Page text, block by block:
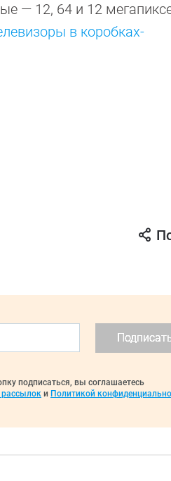
— 12, 64 и 12
в коробках-
подписаться, вы соглашаетесь
и Политикой